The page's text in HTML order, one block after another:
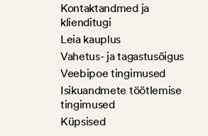
Kontaktandmed ja
klienditugi
Leia kauplus
Vahetus- ja tagastusõigus
Veebipoe tingimused
Isikuandmete töötlemise
tingimused
Küpsised